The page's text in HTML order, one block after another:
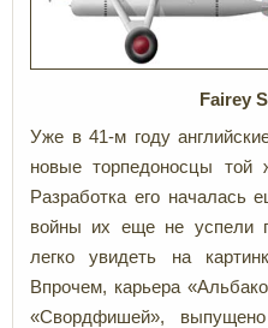
Fairey
Уже в 41-м году
новые торпедоносцы
Разработка его началась
войны их еще не успели
легко увидеть на
Впрочем, карьера
«Свордфишей»,